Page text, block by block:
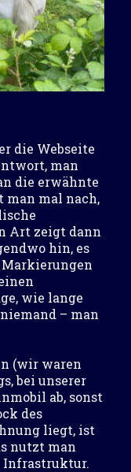
die Webseite
man
die erwähnte
man mal nach,
Art zeigt dann
hin, es
wie lange
– man
(wir waren
bei unserer
ab, sonst
des
liegt, ist
nutzt man
Infrastruktur.